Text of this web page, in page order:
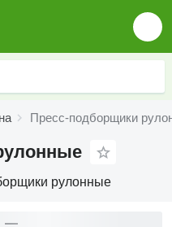
Пресс-подборщики
рулонные